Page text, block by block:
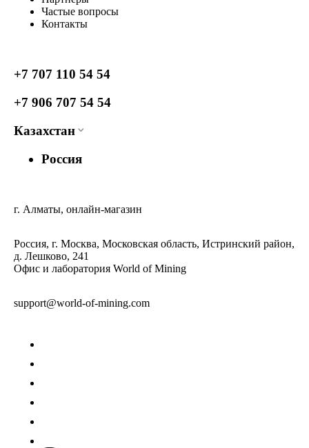
Частые вопросы
Контакты
+7 707 110 54 54
+7 906 707 54 54
Казахстан
Россия
г. Алматы, онлайн-магазин
Россия, г. Москва, Московская область, Истринский район,
д. Лешково, 241
Офис и лаборатория World of Mining
support@world-of-mining.com